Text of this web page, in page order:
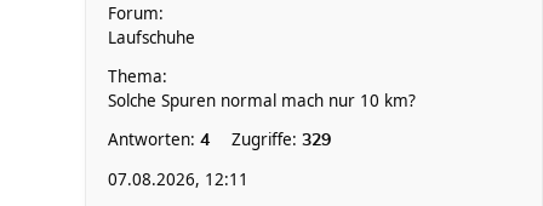
Forum:
Laufschuhe
Thema:
Solche Spuren normal mach nur 10 km?
Antworten: 4 Zugriffe: 329
07.08.2026, 12:11